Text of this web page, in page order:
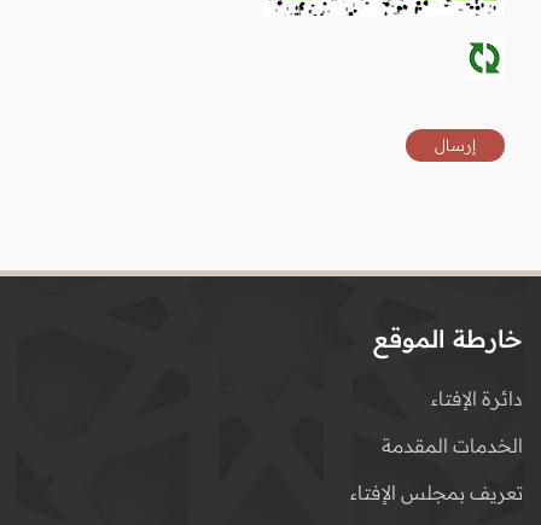
خارطة الموقع
دائرة الإفتاء
الخدمات المقدمة
تعريف بمجلس الإفتاء